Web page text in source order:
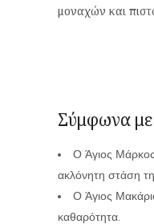
μοναχών και
Σύμφωνα με
Ο Άγιος
ακλόνητη στάση
Ο Άγιος
καθαρότητα.